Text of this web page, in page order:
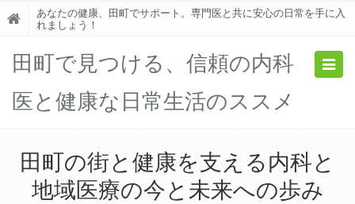
あなたの健康、田町でサポート。専門医と共に安心の日常を手に入
れましょう！
田町で見つける、信頼の内科
医と健康な日常生活のススメ
田町の街と健康を支える内科と
地域医療の今と未来への歩み